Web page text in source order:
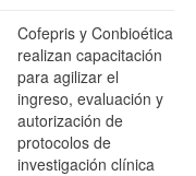
Cofepris y Conbioética
realizan capacitación
para agilizar el
ingreso, evaluación y
autorización de
protocolos de
investigación clínica